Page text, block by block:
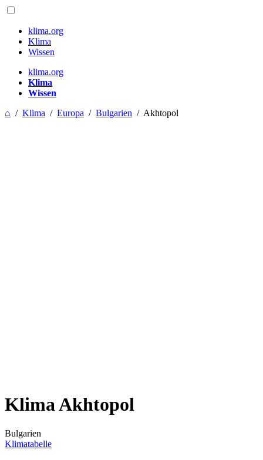
klima.org
Klima
Wissen
klima.org
Klima
Wissen
⌂ / Klima / Europa / Bulgarien / Akhtopol
Klima Akhtopol
Bulgarien
Klimatabelle